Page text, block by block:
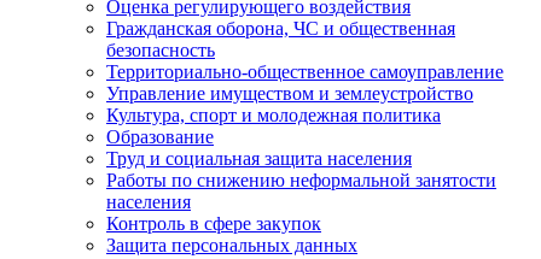
Оценка регулирующего воздействия
Гражданская оборона, ЧС и общественная
безопасность
Территориально-общественное самоуправление
Управление имуществом и землеустройство
Культура, спорт и молодежная политика
Образование
Труд и социальная защита населения
Работы по снижению неформальной занятости
населения
Контроль в сфере закупок
Защита персональных данных